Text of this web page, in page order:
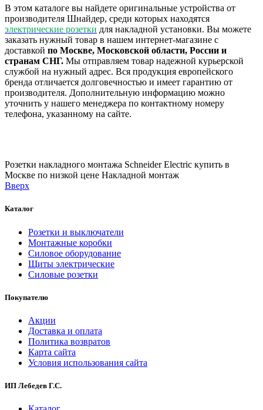
В этом каталоге вы найдете оригинальные устройства от
производителя Шнайдер, среди которых находятся
электрические розетки для накладной установки. Вы можете
заказать нужный товар в нашем интернет-магазине с
доставкой по Москве, Московской области, России и
странам СНГ. Мы отправляем товар надежной курьерской
службой на нужный адрес. Вся продукция европейского
бренда отличается долговечностью и имеет гарантию от
производителя. Дополнительную информацию можно
уточнить у нашего менеджера по контактному номеру
телефона, указанному на сайте.
Розетки накладного монтажа Schneider Electric купить в
Москве по низкой цене Накладной монтаж
Вверх
Каталог
Розетки и выключатели
Монтажные коробки
Силовое оборудование
Щиты электрические
Силовые розетки
Покупателю
Акции
Доставка и оплата
Политика возвратов
Карта сайта
Условия использования сайта
ИП Лебедев Г.С.